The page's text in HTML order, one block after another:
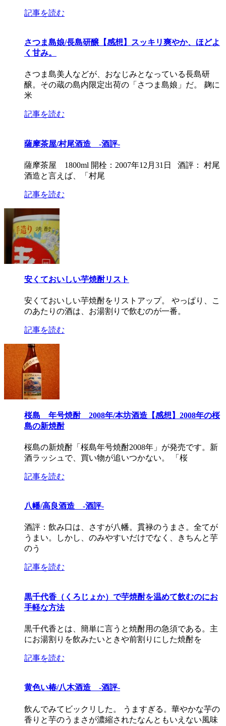
記事を読む
さつま島娘/長島研醸【感想】スッキリ爽やか、ほどよ
く甘み。
さつま島美人などが、おなじみとなっている長島研
醸。その蔵の島内限定出荷の「さつま島娘」だ。 麹に
米
記事を読む
薩摩茶屋/村尾酒造 -酒評-
薩摩茶屋 1800ml 開栓：2007年12月31日 酒評： 村尾
酒造と言えば、「村尾
記事を読む
安くておいしい芋焼酎リスト
安くておいしい芋焼酎をリストアップ。 やっぱり、こ
のあたりの酒は、お湯割りで飲むのが一番。
記事を読む
桜島 年号焼酎 2008年/本坊酒造【感想】2008年の桜
島の新焼酎
桜島の新焼酎「桜島年号焼酎2008年」が発売です。新
酒ラッシュで、買い物が追いつかない。 「桜
記事を読む
八幡/高良酒造 -酒評-
酒評：飲み口は、さすが八幡。貫禄のうまさ。全てが
うまい。しかし、のみやすいだけでなく、きちんと芋
のう
記事を読む
黒千代香（くろじょか）で芋焼酎を温めて飲むのにお
手軽な方法
黒千代香とは、簡単に言うと焼酎用の急須である。主
にお湯割りを飲みたいときや前割りにした焼酎を
記事を読む
黄色い椿/八木酒造 -酒評-
飲んでみてビックリした。 うますぎる。華やかな芋の
香りと芋のうまさが濃縮されたなんともいえない風味